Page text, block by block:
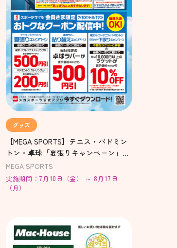
グッズ
【MEGA SPORTS】テニス・バドミン
トン・卓球「夏張りキャンペーン」＆
「ラケット下取りキャンペーン」開
催！
MEGA SPORTS
実施期間：7月10日（金） ～ 8月17日
（月）